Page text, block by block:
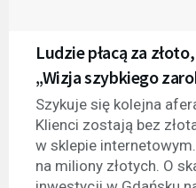
Ludzie płacą za
„Wizja szybkiego
Szykuje się kolejna
Klienci zostają bez
w sklepie
na miliony złotych. O